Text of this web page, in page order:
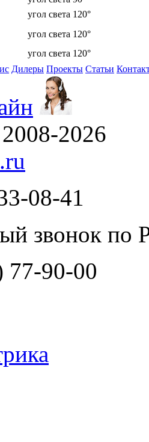
угол света 120°
угол света 120°
угол света 120°
Дилеры Проекты Статьи
2026
08-41
звонок по
77-90-00